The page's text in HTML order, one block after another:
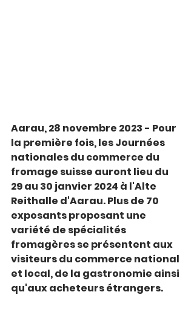
Aarau, 28 novembre 2023 - Pour
la première fois, les Journées
nationales du commerce du
fromage suisse auront lieu du
29 au 30 janvier 2024 à l'Alte
Reithalle d'Aarau. Plus de 70
exposants proposant une
variété de spécialités
fromagères se présentent aux
visiteurs du commerce national
et local, de la gastronomie ainsi
qu'aux acheteurs étrangers.